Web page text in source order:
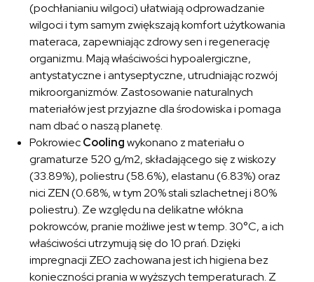
(pochłanianiu wilgoci) ułatwiają odprowadzanie
wilgoci i tym samym zwiększają komfort użytkowania
materaca, zapewniając zdrowy sen i regenerację
organizmu. Mają właściwości hypoalergiczne,
antystatyczne i antyseptyczne, utrudniając rozwój
mikroorganizmów. Zastosowanie naturalnych
materiałów jest przyjazne dla środowiska i pomaga
nam dbać o naszą planetę.
PokrowiecCoolingwykonano z materiału o
gramaturze 520 g/m2, składającego się z wiskozy
(33.89%), poliestru (58.6%), elastanu (6.83%) oraz
nici ZEN (0.68%, w tym 20% stali szlachetnej i 80%
poliestru). Ze względu na delikatne włókna
pokrowców, pranie możliwe jest w temp. 30°C, a ich
właściwości utrzymują się do 10 prań. Dzięki
impregnacji ZEO zachowana jest ich higiena bez
konieczności prania w wyższych temperaturach. Z